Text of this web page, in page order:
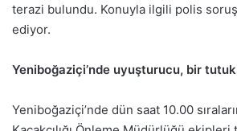
terazi bulundu. Konuyla ilgili polis
ediyor.
Yeniboğaziçi’nde uyuşturucu, bir
Yeniboğaziçi’nde dün saat 10.00